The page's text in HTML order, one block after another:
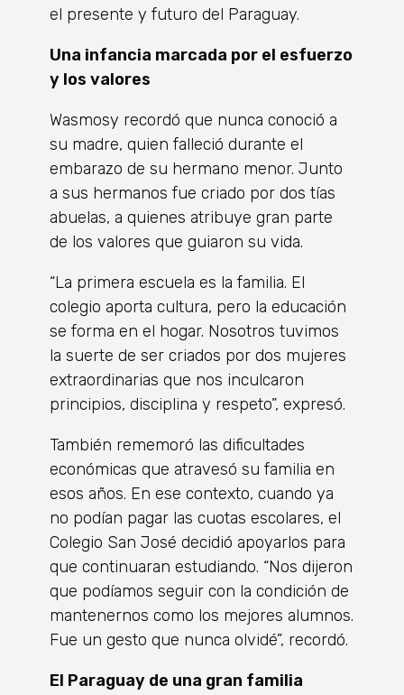
el presente y futuro del Paraguay.
Una infancia marcada por el esfuerzo
y los valores
Wasmosy recordó que nunca conoció a
su madre, quien falleció durante el
embarazo de su hermano menor. Junto
a sus hermanos fue criado por dos tías
abuelas, a quienes atribuye gran parte
de los valores que guiaron su vida.
“La primera escuela es la familia. El
colegio aporta cultura, pero la educación
se forma en el hogar. Nosotros tuvimos
la suerte de ser criados por dos mujeres
extraordinarias que nos inculcaron
principios, disciplina y respeto”, expresó.
También rememoró las dificultades
económicas que atravesó su familia en
esos años. En ese contexto, cuando ya
no podían pagar las cuotas escolares, el
Colegio San José decidió apoyarlos para
que continuaran estudiando. “Nos dijeron
que podíamos seguir con la condición de
mantenernos como los mejores alumnos.
Fue un gesto que nunca olvidé”, recordó.
El Paraguay de una gran familia